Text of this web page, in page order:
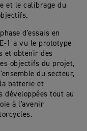
et le calibrage du
d'essais en
1 a vu le prototype
et obtenir des
objectifs du projet,
du secteur,
batterie et
développées tout au
à l'avenir